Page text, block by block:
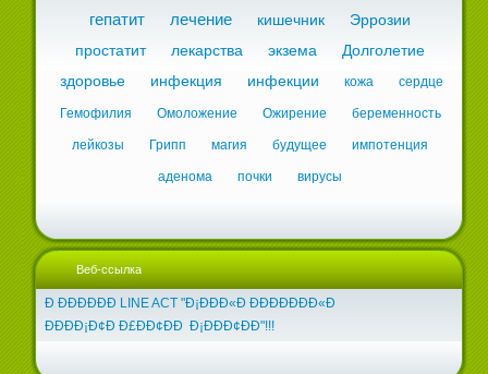
гепатит
лечение кишечник
Эррозии
простатит
лекарства экзема
Долголетие
здоровье
инфекция инфекции кожа сердце
Гемофилия Омоложение Ожирение беременность
лейкозы Грипп магия будущее импотенция
аденома почки вирусы
Веб-ссылка
Ð ÐÐÐÐÐÐ LINE ACT "Ð¡ÐÐÐ«Ð ÐÐÐÐÐÐÐ«Ð
ÐÐÐÐ¡Ð¢Ð Ð£ÐÐ¢ÐÐ Ð¡ÐÐÐ¢ÐÐ"!!!